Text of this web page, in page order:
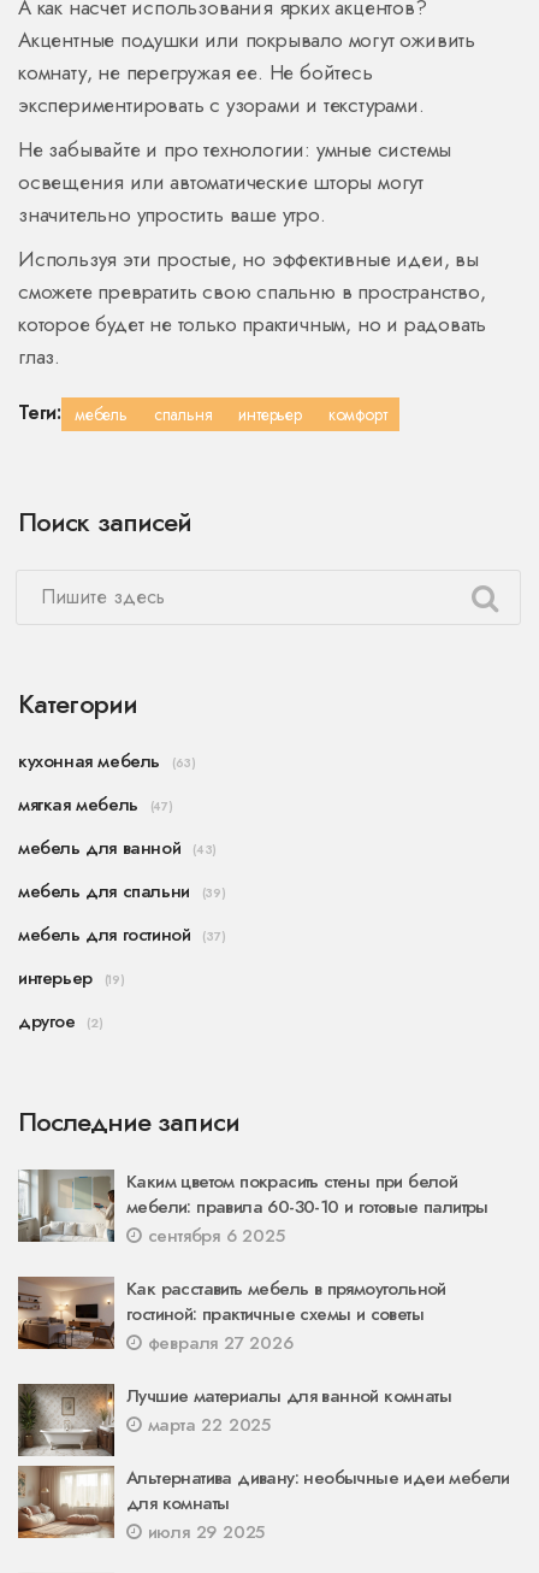
А как насчет использования ярких акцентов?
Акцентные подушки или покрывало могут оживить
комнату, не перегружая ее. Не бойтесь
экспериментировать с узорами и текстурами.
Не забывайте и про технологии: умные системы
освещения или автоматические шторы могут
значительно упростить ваше утро.
Используя эти простые, но эффективные идеи, вы
сможете превратить свою спальню в пространство,
которое будет не только практичным, но и радовать
глаз.
Теги: мебель спальня интерьер комфорт
Поиск записей
Категории
кухонная мебель (63)
мягкая мебель (47)
мебель для ванной (43)
мебель для спальни (39)
мебель для гостиной (37)
интерьер (19)
другое (2)
Последние записи
Каким цветом покрасить стены при белой
мебели: правила 60-30-10 и готовые палитры
сентября 6 2025
Как расставить мебель в прямоугольной
гостиной: практичные схемы и советы
февраля 27 2026
Лучшие материалы для ванной комнаты
марта 22 2025
Альтернатива дивану: необычные идеи мебели
для комнаты
июля 29 2025